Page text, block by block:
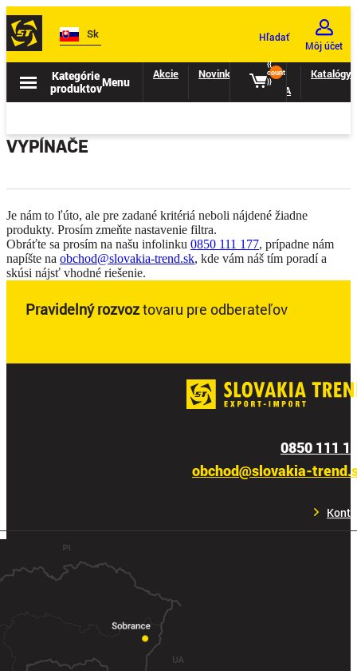
Sk Hľadať
Môj účet
{{
count
}}
Kategórie
produktovMenu
Akcie Novinky
II.
TRIEDA
Katalógy
VYPÍNAČE
Je nám to ľúto, ale pre zadané kritériá neboli nájdené žiadne
produkty. Prosím zmeňte nastavenie filtra.
Obráťte sa prosím na našu infolinku 0850 111 177, prípadne nám
napíšte na obchod@slovakia-trend.sk, kde vám náš tím poradí a
skúsi nájsť vhodné riešenie.
Pravidelný rozvoztovaru pre odberateľov
0850 111
obchod@slovakia-